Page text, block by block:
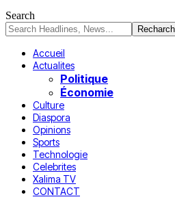
Search
Accueil
Actualites
Politique
Économie
Culture
Diaspora
Opinions
Sports
Technologie
Celebrites
Xalima TV
CONTACT